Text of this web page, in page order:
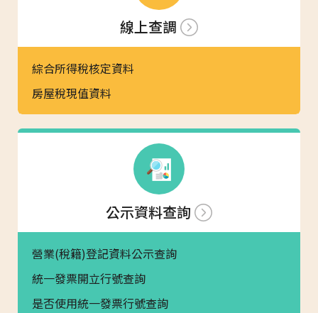
線上查調
綜合所得稅核定資料
房屋稅現值資料
公示資料查詢
營業(稅籍)登記資料公示查詢
統一發票開立行號查詢
是否使用統一發票行號查詢